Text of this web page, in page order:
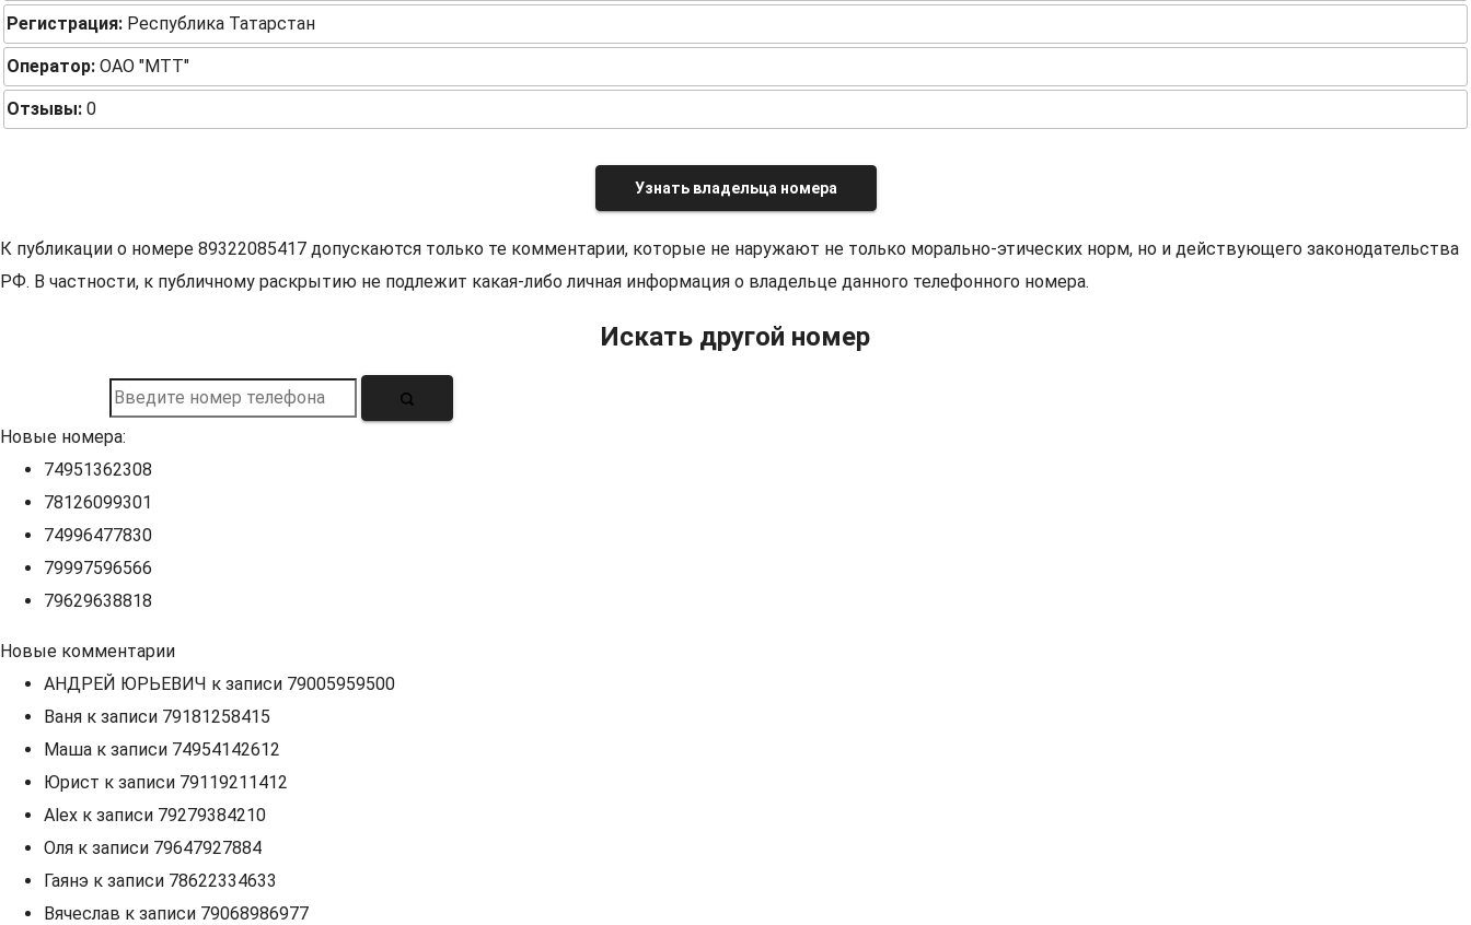
Регистрация: Республика Татарстан
Оператор: ОАО "МТТ"
Отзывы: 0
Узнать владельца номера
К публикации о номере 89322085417 допускаются только те комментарии, которые не наружают не только морально-этических норм, но и действующего законодательства
РФ. В частности, к публичному раскрытию не подлежит какая-либо личная информация о владельце данного телефонного номера.
Искать другой номер
Новые номера:
74951362308
78126099301
74996477830
79997596566
79629638818
Новые комментарии
АНДРЕЙ ЮРЬЕВИЧ к записи 79005959500
Ваня к записи 79181258415
Маша к записи 74954142612
Юрист к записи 79119211412
Alex к записи 79279384210
Оля к записи 79647927884
Гаянэ к записи 78622334633
Вячеслав к записи 79068986977